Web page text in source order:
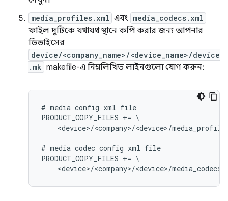
media_profiles.xml এবং media_codecs.xml
ফাইল দুটিকে যথাযথ স্থানে কপি করার জন্য আপনার
ডিভাইসের
device/<company_name>/<device_name>/device
.mk makefile-এ নিম্নলিখিত লাইনগুলো যোগ করুন:
# media config xml file
PRODUCT_COPY_FILES += \
<device>/<company>/<device>/
# media codec config xml file
PRODUCT_COPY_FILES += \